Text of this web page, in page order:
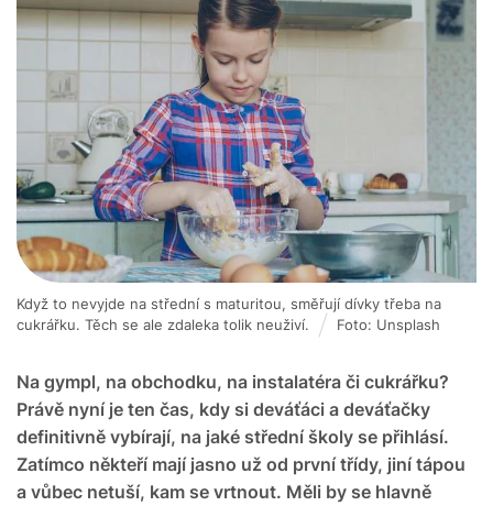
Na gympl, na obchodku, na instalatéra či cukrářku?
Právě nyní je ten čas, kdy si deváťáci a deváťačky
definitivně vybírají, na jaké střední školy se přihlásí.
Zatímco někteří mají jasno už od první třídy, jiní tápou
a vůbec netuší, kam se vrtnout. Měli by se hlavně
Když to nevyjde na střední s maturitou, směřují dívky třeba na
cukrářku. Těch se ale zdaleka tolik neuživí.
Foto: Unsplash